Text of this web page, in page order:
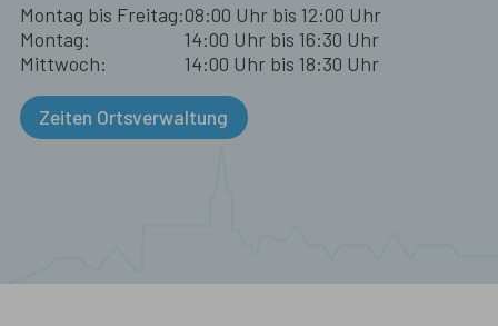
Montag bis Freitag:
Montag:
Mittwoch:
08:00 Uhr bis 12:00 Uhr
14:00 Uhr bis 16:30 Uhr
14:00 Uhr bis 18:30 Uhr
Zeiten Ortsverwaltung